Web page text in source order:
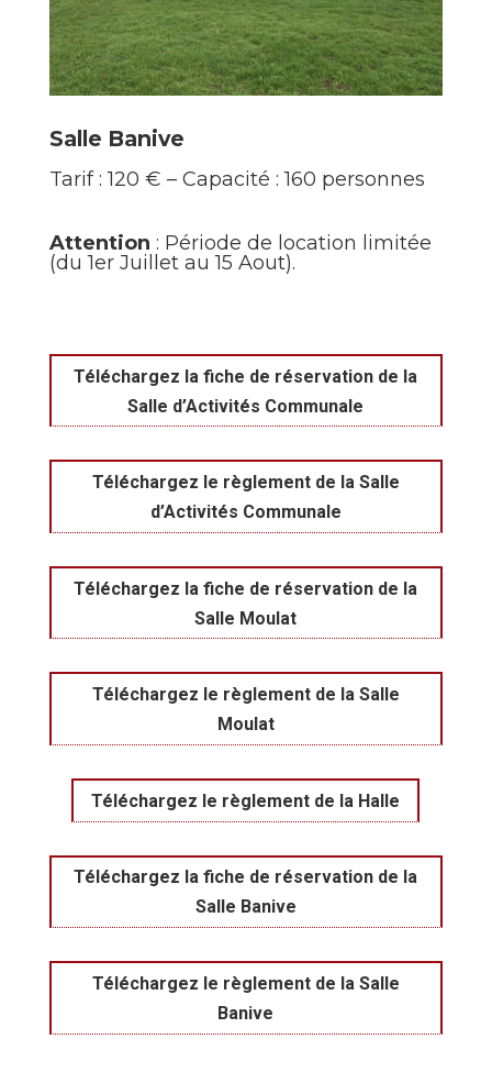
Salle Banive
Tarif : 120 € – Capacité : 160 personnes
Attention : Période de location limitée
(du 1er Juillet au 15 Aout).
Téléchargez la fiche de réservation de la
Salle d’Activités Communale
Téléchargez le règlement de la Salle
d’Activités Communale
Téléchargez la fiche de réservation de la
Salle Moulat
Téléchargez le règlement de la Salle
Moulat
Téléchargez le règlement de la Halle
Téléchargez la fiche de réservation de la
Salle Banive
Téléchargez le règlement de la Salle
Banive